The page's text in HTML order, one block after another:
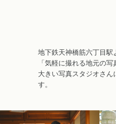
地下鉄天神橋筋六丁目駅
「気軽に撮れる地元の
大きい写真スタジオさ
す。